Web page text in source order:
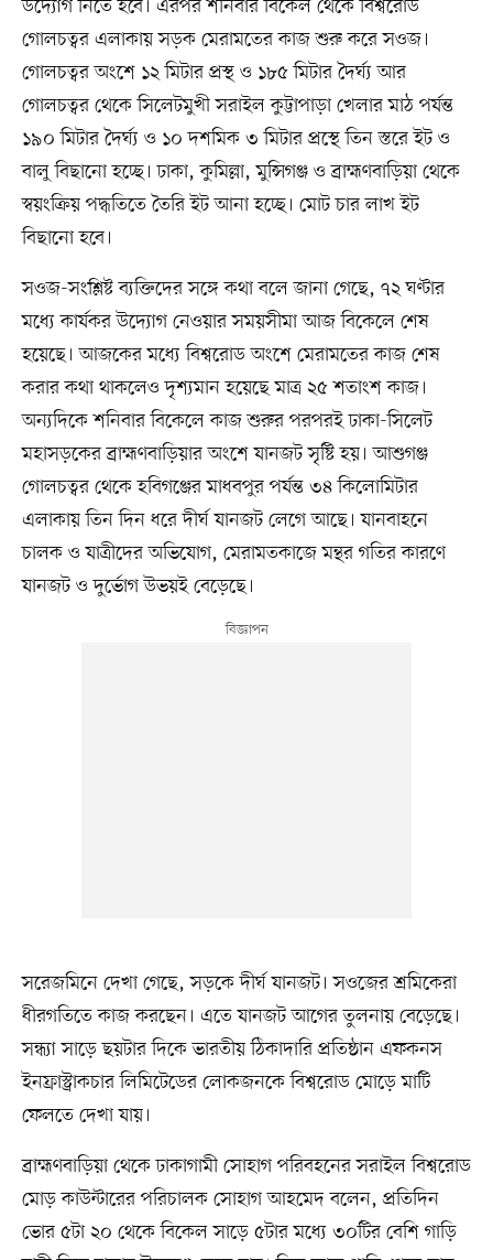
উদ্যোগ নিতে হবে। এরপর শনিবার বিকেল থেকে বিশ্বরোড
গোলচত্বর এলাকায় সড়ক মেরামতের কাজ শুরু করে সওজ।
গোলচত্বর অংশে ১২ মিটার প্রস্থ ও ১৮৫ মিটার দৈর্ঘ্য আর
গোলচত্বর থেকে সিলেটমুখী সরাইল কুট্টাপাড়া খেলার মাঠ পর্যন্ত
১৯০ মিটার দৈর্ঘ্য ও ১০ দশমিক ৩ মিটার প্রস্থে তিন স্তরে ইট ও
বালু বিছানো হচ্ছে। ঢাকা, কুমিল্লা, মুন্সিগঞ্জ ও ব্রাহ্মণবাড়িয়া থেকে
স্বয়ংক্রিয় পদ্ধতিতে তৈরি ইট আনা হচ্ছে। মোট চার লাখ ইট
বিছানো হবে।
সওজ-সংশ্লিষ্ট ব্যক্তিদের সঙ্গে কথা বলে জানা গেছে, ৭২ ঘণ্টার
মধ্যে কার্যকর উদ্যোগ নেওয়ার সময়সীমা আজ বিকেলে শেষ
হয়েছে। আজকের মধ্যে বিশ্বরোড অংশে মেরামতের কাজ শেষ
করার কথা থাকলেও দৃশ্যমান হয়েছে মাত্র ২৫ শতাংশ কাজ।
অন্যদিকে শনিবার বিকেলে কাজ শুরুর পরপরই ঢাকা-সিলেট
মহাসড়কের ব্রাহ্মণবাড়িয়ার অংশে যানজট সৃষ্টি হয়। আশুগঞ্জ
গোলচত্বর থেকে হবিগঞ্জের মাধবপুর পর্যন্ত ৩৪ কিলোমিটার
এলাকায় তিন দিন ধরে দীর্ঘ যানজট লেগে আছে। যানবাহনে
চালক ও যাত্রীদের অভিযোগ, মেরামতকাজে মন্থর গতির কারণে
যানজট ও দুর্ভোগ উভয়ই বেড়েছে।
সরেজমিনে দেখা গেছে, সড়কে দীর্ঘ যানজট। সওজের শ্রমিকেরা
ধীরগতিতে কাজ করছেন। এতে যানজট আগের তুলনায় বেড়েছে।
সন্ধ্যা সাড়ে ছয়টার দিকে ভারতীয় ঠিকাদারি প্রতিষ্ঠান এফকনস
ইনফ্রাস্ট্রাকচার লিমিটেডের লোকজনকে বিশ্বরোড মোড়ে মাটি
ফেলতে দেখা যায়।
ব্রাহ্মণবাড়িয়া থেকে ঢাকাগামী সোহাগ পরিবহনের সরাইল বিশ্বরোড
মোড় কাউন্টারের পরিচালক সোহাগ আহমেদ বলেন, প্রতিদিন
ভোর ৫টা ২০ থেকে বিকেল সাড়ে ৫টার মধ্যে ৩০টির বেশি গাড়ি